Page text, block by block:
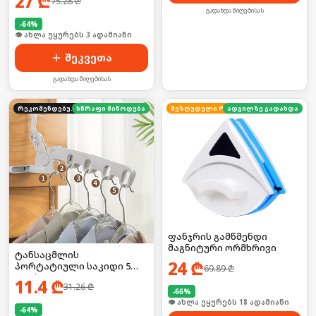
-64%
🛒 ბოლო 24სთ-ში იყიდა 3-მა
შეკვეთა
გადახდა მიღებისას
გადახდა მიღებისას
რეკომენდებულისწრაფი მიწოდება
ტანსაცმლის
პორტატიული საკიდი 5
კაუჭით
11.4₾31.26₾
-64%
შეზღუდული რაოდენობა
ადგილზე გადახდა
ფანჯრის გამწმენდი
მაგნიტური ორმხრივი
24₾69.89₾
-66%
🛒 ბოლო 24სთ-ში იყიდა 24-მა